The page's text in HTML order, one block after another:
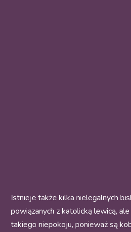
Istnieje także kilka nielegalnych
powiązanych z katolicką lewicą,
takiego niepokoju, ponieważ są